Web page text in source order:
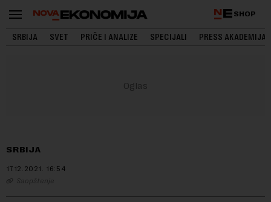
SHOP
SRBIJA SVET PRIČE I ANALIZE SPECIJALI PRESS AKADEMIJA
SRBIJA
17.12.2021. 16:54
Saopštenje